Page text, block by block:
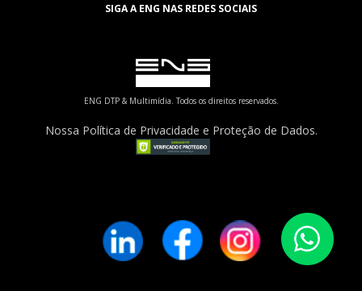
SIGA A ENG NAS REDES SOCIAIS
ENG DTP & Multimídia. Todos os direitos reservados.
Nossa Política de Privacidade e Proteção de Dados.